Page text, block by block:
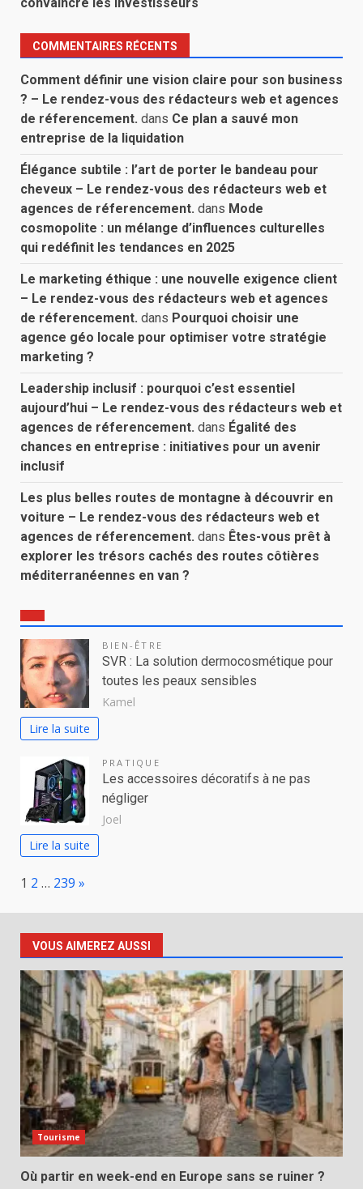
COMMENTAIRES RÉCENTS
Comment définir une vision claire pour son business
? – Le rendez-vous des rédacteurs web et agences
de réferencement. dans Ce plan a sauvé mon
entreprise de la liquidation
Élégance subtile : l’art de porter le bandeau pour
cheveux – Le rendez-vous des rédacteurs web et
agences de réferencement. dans Mode
cosmopolite : un mélange d’influences culturelles
qui redéfinit les tendances en 2025
Le marketing éthique : une nouvelle exigence client
– Le rendez-vous des rédacteurs web et agences
de réferencement. dans Pourquoi choisir une
agence géo locale pour optimiser votre stratégie
marketing ?
Leadership inclusif : pourquoi c’est essentiel
aujourd’hui – Le rendez-vous des rédacteurs web et
agences de réferencement. dans Égalité des
chances en entreprise : initiatives pour un avenir
inclusif
Les plus belles routes de montagne à découvrir en
voiture – Le rendez-vous des rédacteurs web et
agences de réferencement. dans Êtes-vous prêt à
explorer les trésors cachés des routes côtières
méditerranéennes en van ?
BIEN-ÊTRE
SVR : La solution dermocosmétique pour
toutes les peaux sensibles
Kamel
Lire la suite
PRATIQUE
Les accessoires décoratifs à ne pas
négliger
Joel
Lire la suite
Page:
1 2 … 239 Next
»
VOUS AIMEREZ AUSSI
Tourisme
Où partir en week-end en Europe sans se ruiner ?